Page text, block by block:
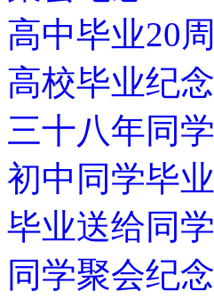
高中毕业20
高校毕业纪
三十八年同
初中同学毕
毕业送给同
同学聚会纪